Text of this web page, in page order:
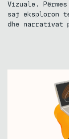
Vizuale.
saj eksploron
dhe narrativat